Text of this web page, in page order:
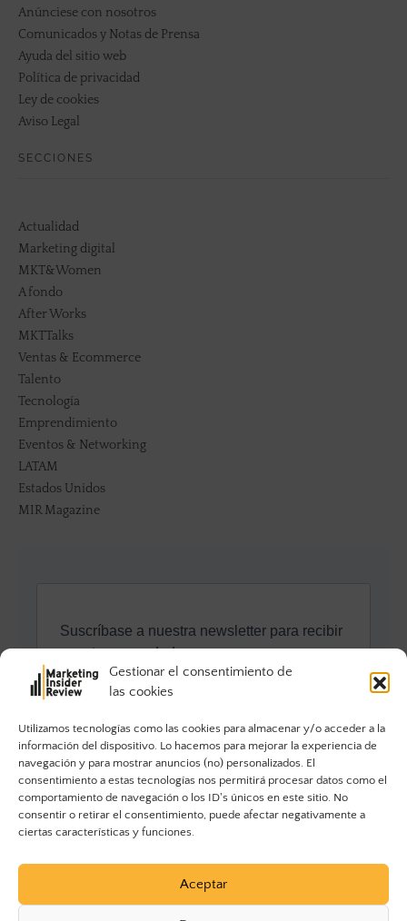
Gestionar el consentimiento de
las cookies
Utilizamos tecnologías como las cookies para almacenar y/o acceder a la
información del dispositivo. Lo hacemos para mejorar la experiencia de
navegación y para mostrar anuncios (no) personalizados. El
consentimiento a estas tecnologías nos permitirá procesar datos como el
comportamiento de navegación o los ID's únicos en este sitio. No
consentir o retirar el consentimiento, puede afectar negativamente a
ciertas características y funciones.
Aceptar
Anúnciese con nosotros
Comunicados y Notas de Prensa
Ayuda del sitio web
Política de privacidad
Ley de cookies
Aviso Legal
SECCIONES
Actualidad
Marketing digital
MKT&Women
A fondo
After Works
MKTTalks
Ventas & Ecommerce
Talento
Tecnología
Emprendimiento
Eventos & Networking
LATAM
Estados Unidos
MIR Magazine